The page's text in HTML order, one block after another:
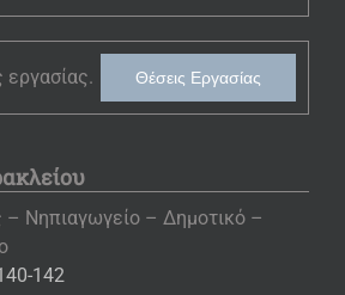
εργασίας. Θέσεις Εργασίας
– Νηπιαγωγείο – Δημοτικό –
142